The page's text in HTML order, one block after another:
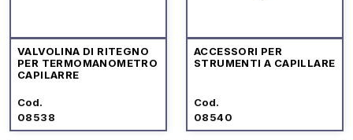
VALVOLINA DI RITEGNO
PER TERMOMANOMETRO
CAPILARRE
Cod.
08538
ACCESSORI PER
STRUMENTI A CAPILLARE
Cod.
08540